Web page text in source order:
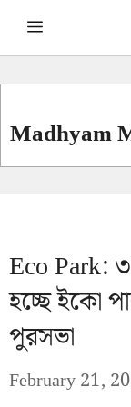
Skip Menu
Madhyam
Eco Park:
হচ্ছে ইকো
পুরসভা
February 21,